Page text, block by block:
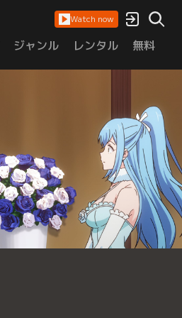
Watch now
ジャンル レンタル 無料